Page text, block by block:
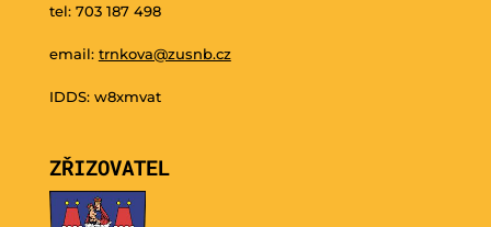
tel: 703 187 498
email: trnkova@zusnb.cz
IDDS: w8xmvat
ZŘIZOVATEL